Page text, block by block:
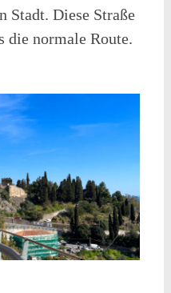
Stadt. Diese Straße
die normale Route.